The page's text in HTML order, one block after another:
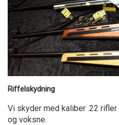
Riffelskydning
Vi skyder med kaliber .22
og voksne.